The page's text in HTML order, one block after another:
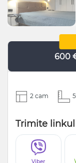
600
2 cam
Trimite